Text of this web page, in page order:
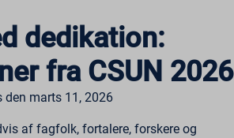
dedikation:
fra CSUN 2026
marts 11, 2026
af fagfolk, fortalere, forskere og